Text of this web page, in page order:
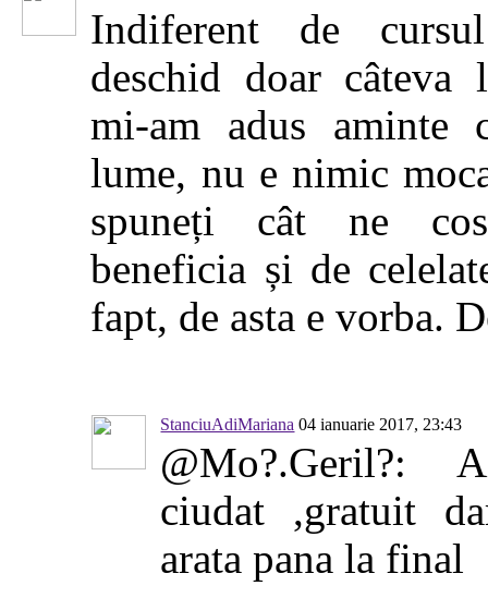
Indiferent de
deschid doar
mi-am adus aminte
lume, nu e nimic
spuneți cât ne
beneficia și de
fapt, de asta e vorba.
StanciuAdiMariana 04 ianuarie 2017, 23:43
@Mo?.Geril?:
ciudat ,gratuit
arata pana la final